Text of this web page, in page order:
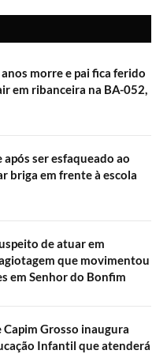
morre e pai fica ferido
em ribanceira na BA-052,
ser esfaqueado ao
briga em frente à escola
de atuar em
que movimentou
em Senhor do Bonfim
Grosso inaugura
Infantil que atenderá